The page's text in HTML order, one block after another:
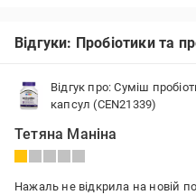
Відгуки: Пробіотики та
Відгук про: Суміш
капсул (CEN21339)
Тетяна Маніна
Нажаль не відкрила на новій